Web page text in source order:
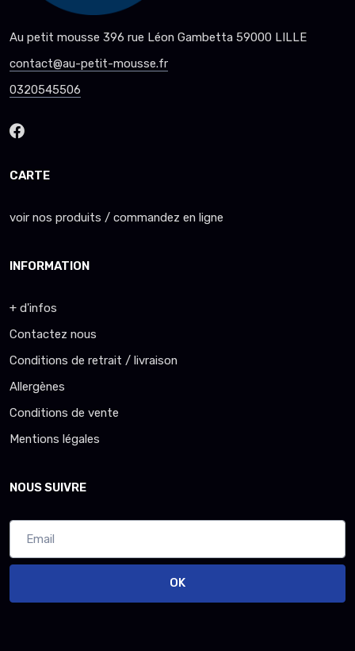
Au petit mousse 396 rue Léon Gambetta 59000 LILLE
contact@au-petit-mousse.fr
0320545506
CARTE
voir nos produits / commandez en ligne
INFORMATION
+ d'infos
Contactez nous
Conditions de retrait / livraison
Allergènes
Conditions de vente
Mentions légales
NOUS SUIVRE
OK